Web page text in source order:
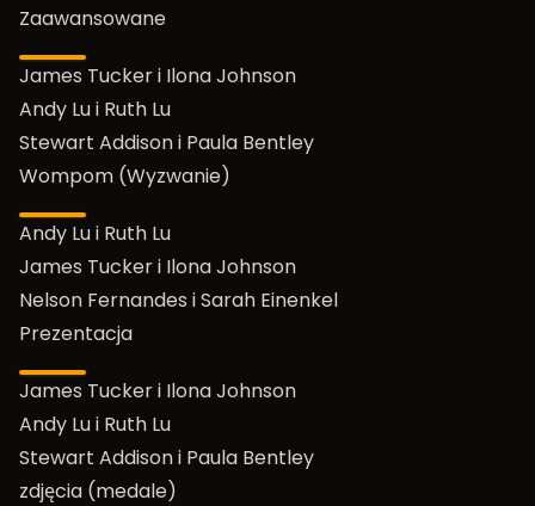
Zaawansowane
James Tucker i Ilona Johnson
Andy Lu i Ruth Lu
Stewart Addison i Paula Bentley
Wompom (Wyzwanie)
Andy Lu i Ruth Lu
James Tucker i Ilona Johnson
Nelson Fernandes i Sarah Einenkel
Prezentacja
James Tucker i Ilona Johnson
Andy Lu i Ruth Lu
Stewart Addison i Paula Bentley
zdjęcia (medale)